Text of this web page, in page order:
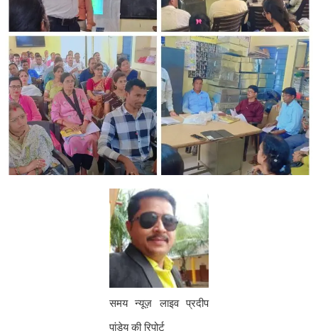
समय न्यूज़ लाइव प्रदीप
पांडेय की रिपोर्ट